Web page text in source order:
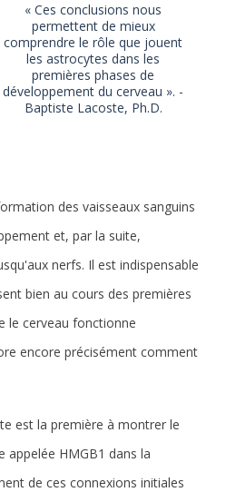
« Ces conclusions nous
permettent de mieux
comprendre le rôle que jouent
les astrocytes dans les
premières phases de
développement du cerveau ». -
Baptiste Lacoste, Ph.D.
des vaisseaux sanguins
et, par la suite,
nerfs. Il est indispensable
bien au cours des premières
le cerveau fonctionne
encore précisément comment
est la première à montrer le
appelée HMGB1 dans la
de ces connexions initiales